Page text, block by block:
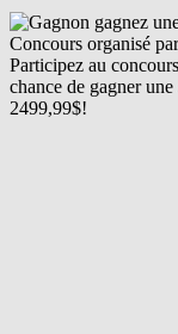
Concours organisé
Participez au
chance de gagner
2499,99$!